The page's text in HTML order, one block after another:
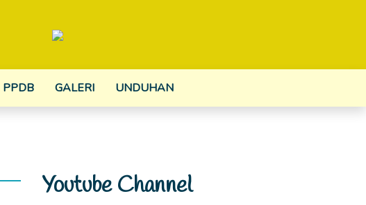
PPDB GALERI UNDUHAN
Youtube Channel